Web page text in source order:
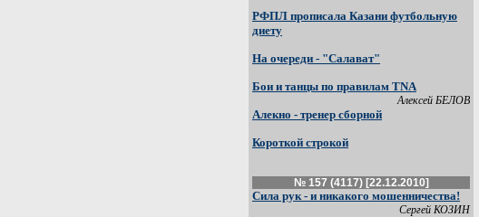
РФПЛ прописала Казани футбольную
диету
На очереди - "Салават"
Бои и танцы по правилам TNA
Алексей БЕЛОВ
Алекно - тренер сборной
Короткой строкой
№ 157 (4117) [22.12.2010]
Сила рук - и никакого мошенничества!
Сергей КОЗИН